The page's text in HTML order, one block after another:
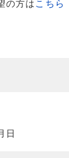
の方はこちら
日